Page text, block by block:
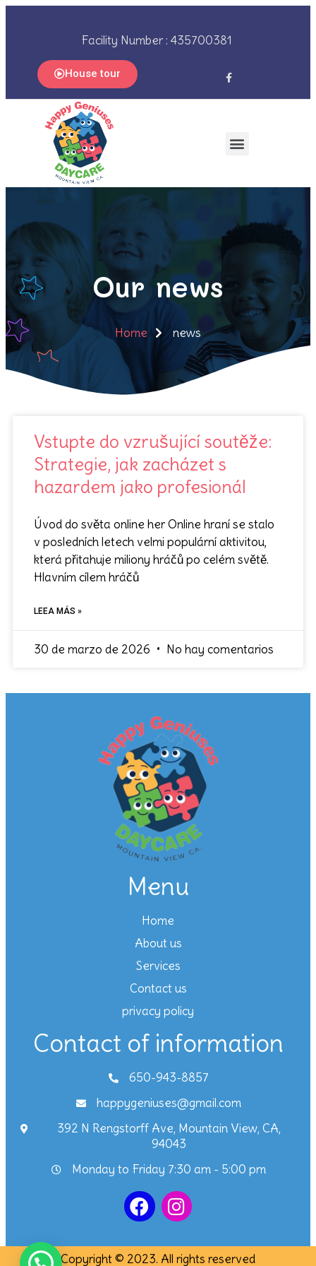
Facility Number : 435700381
House tour
Our news
Home news
Vstupte do vzrušující soutěže:
Strategie, jak zacházet s
hazardem jako profesionál
Úvod do světa online her Online hraní se stalo
v posledních letech velmi populární aktivitou,
která přitahuje miliony hráčů po celém světě.
Hlavním cílem hráčů
LEEA MÁS »
30 de marzo de 2026 No hay comentarios
Menu
Home
About us
Services
Contact us
privacy policy
Contact of information
650-943-8857
happygeniuses@gmail.com
392 N Rengstorff Ave, Mountain View, CA,
94043
Monday to Friday 7:30 am - 5:00 pm
Copyright © 2023. All rights reserved